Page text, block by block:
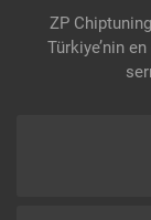
ZP
Türkiye’nin